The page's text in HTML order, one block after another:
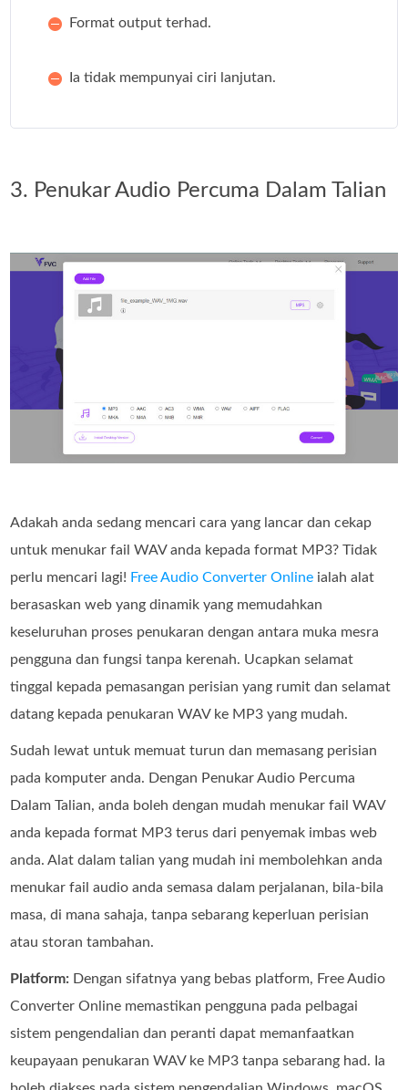
Format output terhad.
Ia tidak mempunyai ciri lanjutan.
3. Penukar Audio Percuma Dalam Talian
Adakah anda sedang mencari cara yang lancar dan cekap
untuk menukar fail WAV anda kepada format MP3? Tidak
perlu mencari lagi! Free Audio Converter Online ialah alat
berasaskan web yang dinamik yang memudahkan
keseluruhan proses penukaran dengan antara muka mesra
pengguna dan fungsi tanpa kerenah. Ucapkan selamat
tinggal kepada pemasangan perisian yang rumit dan selamat
datang kepada penukaran WAV ke MP3 yang mudah.
Sudah lewat untuk memuat turun dan memasang perisian
pada komputer anda. Dengan Penukar Audio Percuma
Dalam Talian, anda boleh dengan mudah menukar fail WAV
anda kepada format MP3 terus dari penyemak imbas web
anda. Alat dalam talian yang mudah ini membolehkan anda
menukar fail audio anda semasa dalam perjalanan, bila-bila
masa, di mana sahaja, tanpa sebarang keperluan perisian
atau storan tambahan.
Platform: Dengan sifatnya yang bebas platform, Free Audio
Converter Online memastikan pengguna pada pelbagai
sistem pengendalian dan peranti dapat memanfaatkan
keupayaan penukaran WAV ke MP3 tanpa sebarang had. Ia